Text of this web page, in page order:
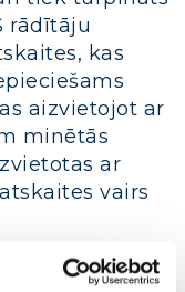
rādītāju
kas
aizvietojot ar
minētās
ar
vairs